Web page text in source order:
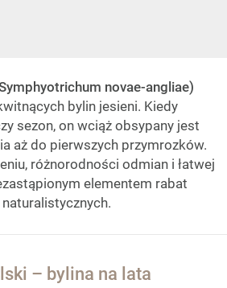
novae-angliae)
bylin jesieni. Kiedy
sezon, on wciąż obsypany jest
aż do pierwszych przymrozków.
różnorodności odmian i łatwej
elementem rabat
– bylina na lata